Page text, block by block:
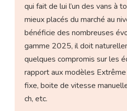
qui fait de lui l’un des vans à
mieux placés du marché au
bénéficie des nombreuses
gamme 2025, il doit
quelques compromis sur les
rapport aux modèles
fixe, boite de vitesse
ch, etc.